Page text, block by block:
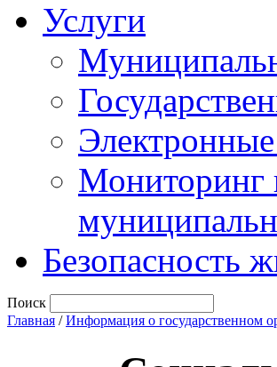
Услуги
Мониторинг
Безопасность
Поиск
Главная /Информация о государственном